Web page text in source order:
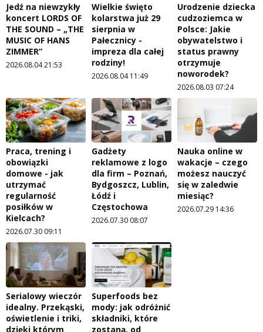
Jedź na niewzykły
koncert LORDS OF
THE SOUND – „THE
MUSIC OF HANS
ZIMMER”
2026.08.04 21:53
Wielkie święto
kolarstwa już 29
sierpnia w
Pałecznicy -
impreza dla całej
rodziny!
2026.08.04 11:49
Urodzenie dziecka
cudzoziemca w
Polsce: Jakie
obywatelstwo i
status prawny
otrzymuje
noworodek?
2026.08.03 07:24
Praca, trening i
obowiązki
domowe - jak
utrzymać
regularność
posiłków w
Kielcach?
2026.07.30 09:11
Gadżety
reklamowe z logo
dla firm – Poznań,
Bydgoszcz, Lublin,
Łódź i
Częstochowa
2026.07.30 08:07
Nauka online w
wakacje – czego
możesz nauczyć
się w zaledwie
miesiąc?
2026.07.29 14:36
Serialowy wieczór
idealny. Przekąski,
oświetlenie i triki,
dzięki którym
Superfoods bez
mody: jak odróżnić
składniki, które
zostaną, od